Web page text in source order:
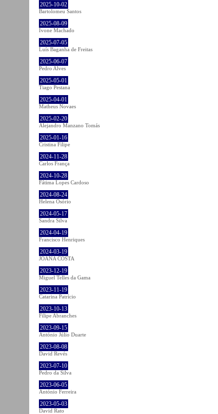
2025-10-02
Bartolomeu Santos
2025-08-09
Ivone Machado
2025-07-05
Luís Baganha de Freitas
2025-06-07
Pedro Alves
2025-05-01
Tiago Pestana
2025-04-01
Matheus Novaes
2025-02-20
Alejandro Manzano Tomás
2025-01-16
Cristina Filipe
2024-11-28
Carlos França
2024-10-28
Fátima Lopes Cardoso
2024-08-24
Helena Osório
2024-05-17
Sandra Silva
2024-04-19
Francisco Henriques
2024-03-19
JOANA COSTA
2023-12-19
Miguel Telles da Gama
2023-11-19
Catarina Patrício
2023-10-13
Filipe Abranches
2023-09-15
António Júlio Duarte
2023-08-08
David Revés
2023-07-10
Pedro da Silva
2023-06-05
António Ferreira
2023-05-03
David Rato